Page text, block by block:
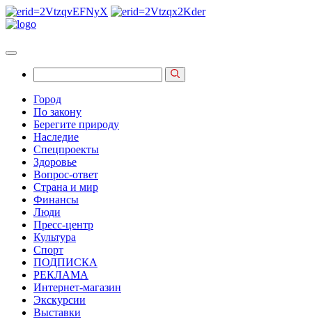
Город
По закону
Берегите природу
Наследие
Спецпроекты
Здоровье
Вопрос-ответ
Страна и мир
Финансы
Люди
Пресс-центр
Культура
Спорт
ПОДПИСКА
РЕКЛАМА
Интернет-магазин
Экскурсии
Выставки